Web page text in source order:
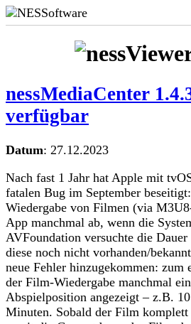
nessMediaCenter
verfügbar
Datum: 27.12.2023
Nach fast 1 Jahr hat Apple mit
fatalen Bug im September
Wiedergabe von Filmen (via
App manchmal ab, wenn die
AVFoundation versuchte die
diese noch nicht vorhanden/
neue Fehler hinzugekommen: zum
der Film-Wiedergabe manchmal
Abspielposition angezeigt – z.B.
Minuten. Sobald der Film komplett